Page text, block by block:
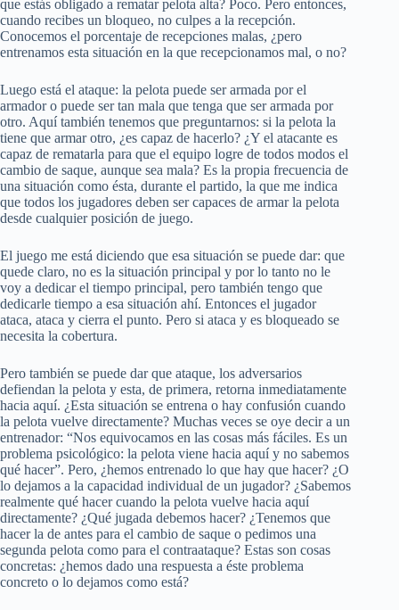
que estás obligado a rematar pelota alta? Poco. Pero entonces,
cuando recibes un bloqueo, no culpes a la recepción.
Conocemos el porcentaje de recepciones malas, ¿pero
entrenamos esta situación en la que recepcionamos mal, o no?
Luego está el ataque: la pelota puede ser armada por el
armador o puede ser tan mala que tenga que ser armada por
otro. Aquí también tenemos que preguntarnos: si la pelota la
tiene que armar otro, ¿es capaz de hacerlo? ¿Y el atacante es
capaz de rematarla para que el equipo logre de todos modos el
cambio de saque, aunque sea mala? Es la propia frecuencia de
una situación como ésta, durante el partido, la que me indica
que todos los jugadores deben ser capaces de armar la pelota
desde cualquier posición de juego.
El juego me está diciendo que esa situación se puede dar: que
quede claro, no es la situación principal y por lo tanto no le
voy a dedicar el tiempo principal, pero también tengo que
dedicarle tiempo a esa situación ahí. Entonces el jugador
ataca, ataca y cierra el punto. Pero si ataca y es bloqueado se
necesita la cobertura.
Pero también se puede dar que ataque, los adversarios
defiendan la pelota y esta, de primera, retorna inmediatamente
hacia aquí. ¿Esta situación se entrena o hay confusión cuando
la pelota vuelve directamente? Muchas veces se oye decir a un
entrenador: “Nos equivocamos en las cosas más fáciles. Es un
problema psicológico: la pelota viene hacia aquí y no sabemos
qué hacer”. Pero, ¿hemos entrenado lo que hay que hacer? ¿O
lo dejamos a la capacidad individual de un jugador? ¿Sabemos
realmente qué hacer cuando la pelota vuelve hacia aquí
directamente? ¿Qué jugada debemos hacer? ¿Tenemos que
hacer la de antes para el cambio de saque o pedimos una
segunda pelota como para el contraataque? Estas son cosas
concretas: ¿hemos dado una respuesta a éste problema
concreto o lo dejamos como está?